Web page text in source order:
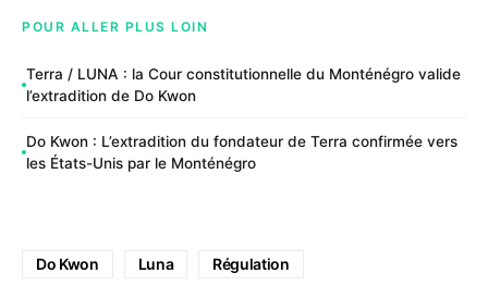
POUR ALLER PLUS LOIN
Terra / LUNA : la Cour constitutionnelle du Monténégro valide
l’extradition de Do Kwon
Do Kwon : L’extradition du fondateur de Terra confirmée vers
les États-Unis par le Monténégro
Do Kwon Luna Régulation